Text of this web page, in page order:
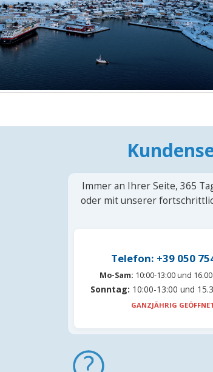
Immer an Ihrer Seite, 365
oder mit unserer
Telefon: +39 050
Mo-Sam: 10:00-13:00 und
Sonntag: 10:00-13:00 und
GANZJÄHRIG